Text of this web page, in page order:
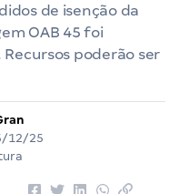
de isenção da
OAB 45 foi
poderão ser
12/25